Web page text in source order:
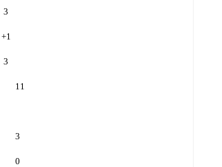
3
+1
3
11
3
0